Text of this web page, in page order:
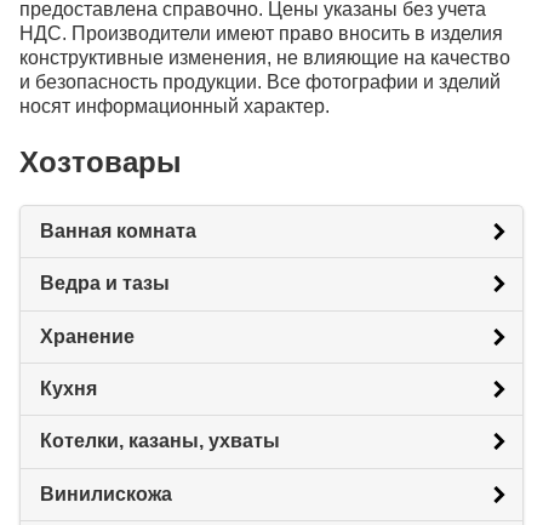
предоставлена справочно. Цены указаны без учета
НДС. Производители имеют право вносить в изделия
конструктивные изменения, не влияющие на качество
и безопасность продукции. Все фотографии и зделий
носят информационный характер.
Хозтовары
Ванная комната
Ведра и тазы
Хранение
Кухня
Котелки, казаны, ухваты
Винилискожа